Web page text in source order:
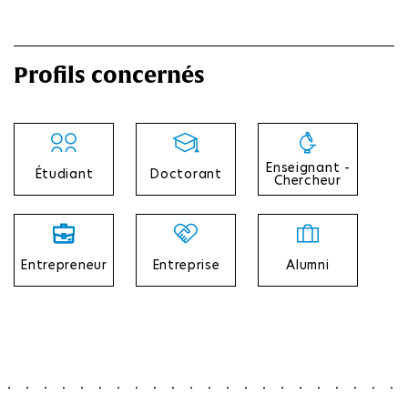
Conférence "Femmes dans la
Francophonie : des Lettres aux
sciences"
françaises de l’Institut Polytechnique de Paris, en
collaboration avec le département des Langues
et cultures de l’École polytechnique, organise, le
18...
Profils concernés
Étudiant Doctorant Enseignant -
Chercheur
Entrepreneur Entreprise Alumni